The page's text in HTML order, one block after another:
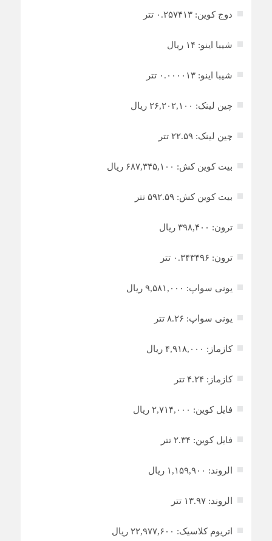
دوج کوین: ۰.۲۵۷۴۱۳ تتر
شیبا اینو: ۱۴ ریال
شیبا اینو: ۰.۰۰۰۰۱۳ تتر
چین لینک: ۲۶,۲۰۲,۱۰۰ ریال
چین لینک: ۲۲.۵۹ تتر
بیت کوین کش: ۶۸۷,۳۴۵,۱۰۰ ریال
بیت کوین کش: ۵۹۲.۵۹ تتر
ترون: ۳۹۸,۴۰۰ ریال
ترون: ۰.۳۴۳۴۹۶ تتر
یونی سواپ: ۹,۵۸۱,۰۰۰ ریال
یونی سواپ: ۸.۲۶ تتر
کازماز: ۴,۹۱۸,۰۰۰ ریال
کازماز: ۴.۲۴ تتر
فایل کوین: ۲,۷۱۴,۰۰۰ ریال
فایل کوین: ۲.۳۴ تتر
الروند: ۱,۱۵۹,۹۰۰ ریال
الروند: ۱۳.۹۷ تتر
اتریوم کلاسیک: ۲۲,۹۷۷,۶۰۰ ریال